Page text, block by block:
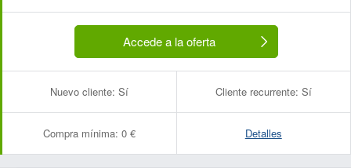
Accede a la oferta
Nuevo cliente: Sí Cliente recurrente: Sí
Compra mínima: 0 € Detalles